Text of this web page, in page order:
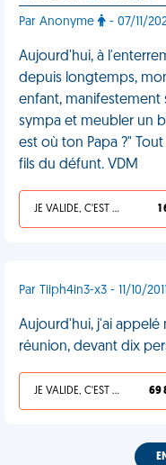
Par Anonyme - 07/11/
Aujourd'hui, à
depuis longtemps,
enfant, manifestement
sympa et meubler un
est où ton Papa ?"
fils du défunt. VDM
JE VALIDE, C'EST UNE VDM 1
Par Tiiph4in3-x3 - 11/10/
Aujourd'hui, j'ai
réunion, devant dix
JE VALIDE, C'EST UNE VDM 69